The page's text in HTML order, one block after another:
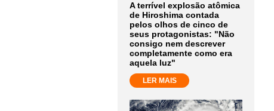
A terrível explosão atômica
de Hiroshima contada
pelos olhos de cinco de
seus protagonistas: "Não
consigo nem descrever
completamente como era
aquela luz"
LER MAIS